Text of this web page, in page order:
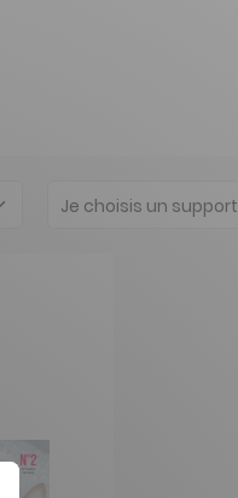
Je choisis un support